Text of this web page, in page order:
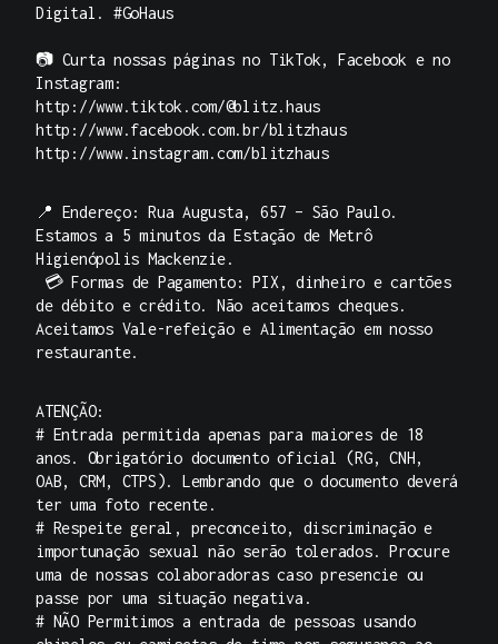
Digital. #GoHaus
📷 Curta nossas páginas no TikTok, Facebook e no
Instagram:
http://www.tiktok.com/@blitz.haus
http://www.facebook.com.br/blitzhaus
http://www.instagram.com/blitzhaus
📍 Endereço: Rua Augusta, 657 – São Paulo.
Estamos a 5 minutos da Estação de Metrô
Higienópolis Mackenzie.
💳 Formas de Pagamento: PIX, dinheiro e cartões
de débito e crédito. Não aceitamos cheques.
Aceitamos Vale-refeição e Alimentação em nosso
restaurante.
ATENÇÃO:
# Entrada permitida apenas para maiores de 18
anos. Obrigatório documento oficial (RG, CNH,
OAB, CRM, CTPS). Lembrando que o documento deverá
ter uma foto recente.
# Respeite geral, preconceito, discriminação e
importunação sexual não serão tolerados. Procure
uma de nossas colaboradoras caso presencie ou
passe por uma situação negativa.
# NÃO Permitimos a entrada de pessoas usando